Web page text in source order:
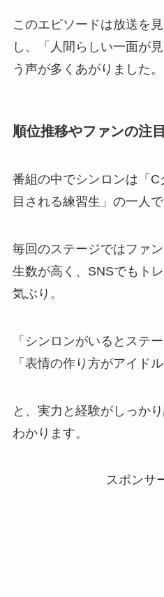
このエピソードは放送を
し、「人間らしい一面が
う声が多くあがりました。
順位推移やファンの注
番組の中でシンロンは「
目される練習生」の一人で
毎回のステージではファ
生数が高く、SNSでもト
気ぶり。
「シンロンがいるとステ
「表情の作り方がアイドル
と、実力と経験がしっか
わかります。
スポンサ